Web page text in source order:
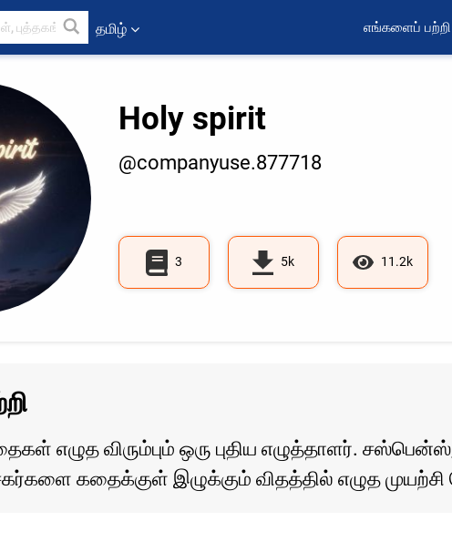
தமிழ் எங்களைப் பற்றி
Holy spirit
@companyuse.877718
3 5k 11.2k
எழுத விரும்பும் ஒரு புதிய எழுத்தாளர்.
கதைக்குள் இழுக்கும் விதத்தில் எழுத